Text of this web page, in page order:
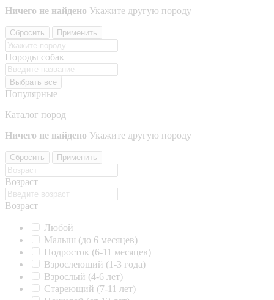
Ничего не найдено Укажите другую породу
Сбросить Применить
Породы собак
Выбрать все
Популярные
Каталог пород
Ничего не найдено Укажите другую породу
Сбросить Применить
Возраст
Возраст
Любой
Малыш (до 6 месяцев)
Подросток (6-11 месяцев)
Взрослеющий (1-3 года)
Взрослый (4-6 лет)
Стареющий (7-11 лет)